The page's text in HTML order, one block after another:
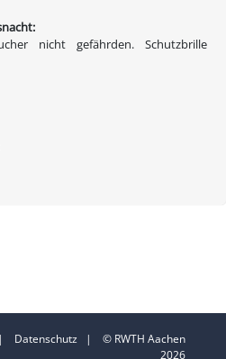
nicht gefährden. Schutzbrille
Datenschutz | © RWTH Aachen
2026